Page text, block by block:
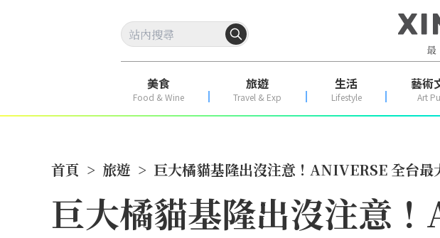
美食
Food & Wine
旅遊
Travel & Exp
生活
Lifestyle
藝術
Art
首頁 > 旅遊 > 巨大橘貓基隆出沒注意！ANIVERSE 全台
巨大橘貓基隆出沒注意